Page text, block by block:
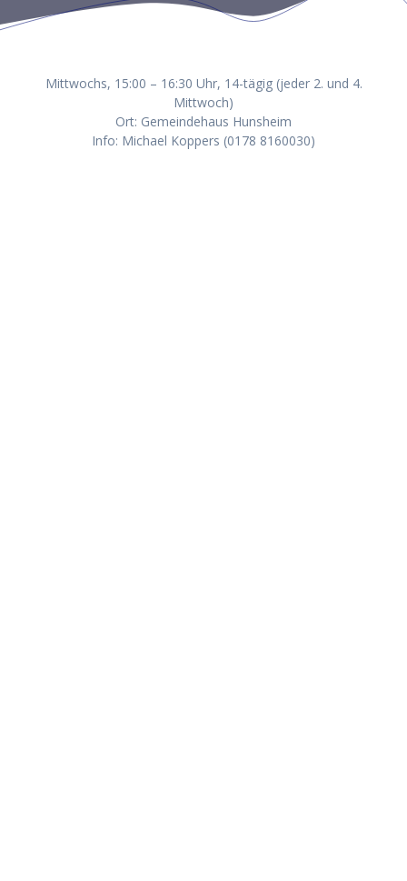
Mittwochs, 15:00 – 16:30 Uhr, 14-tägig (jeder 2. und 4.
Mittwoch)
Ort: Gemeindehaus Hunsheim
Info: Michael Koppers (0178 8160030)